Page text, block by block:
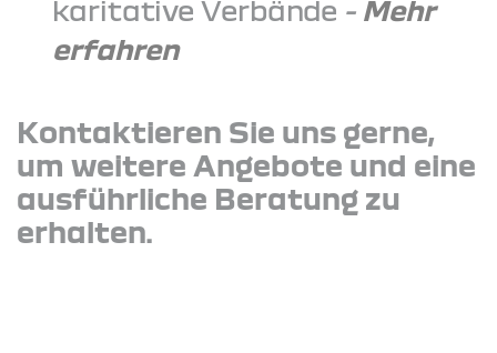
karitative Verbände - Mehr
erfahren
Kontaktieren Sie uns gerne,
um weitere Angebote und eine
ausführliche Beratung zu
erhalten.